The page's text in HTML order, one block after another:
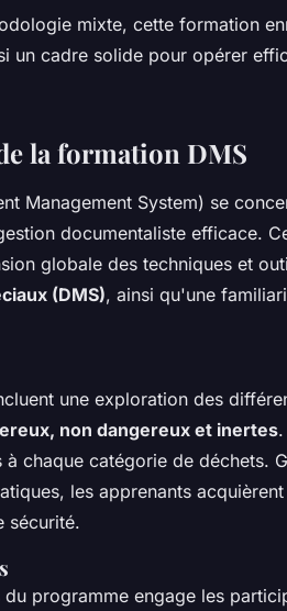
mixte, cette formation
un cadre solide pour opérer
la formation DMS
Management System) se
documentaliste efficace.
globale des techniques et
(DMS), ainsi qu'une
une exploration des
non dangereux et inertes
chaque catégorie de déchets.
les apprenants
sécurité.
programme engage les